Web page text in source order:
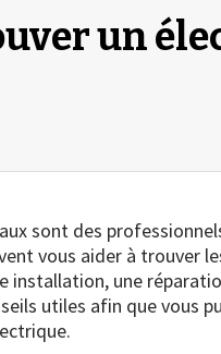
un
sont des
vous aider à trouver
installation, une
utiles afin que vous